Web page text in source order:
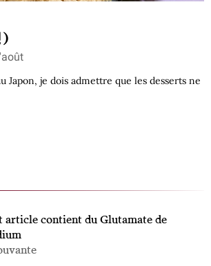
Japon, je dois admettre que les desserts ne
article contient du Glutamate de